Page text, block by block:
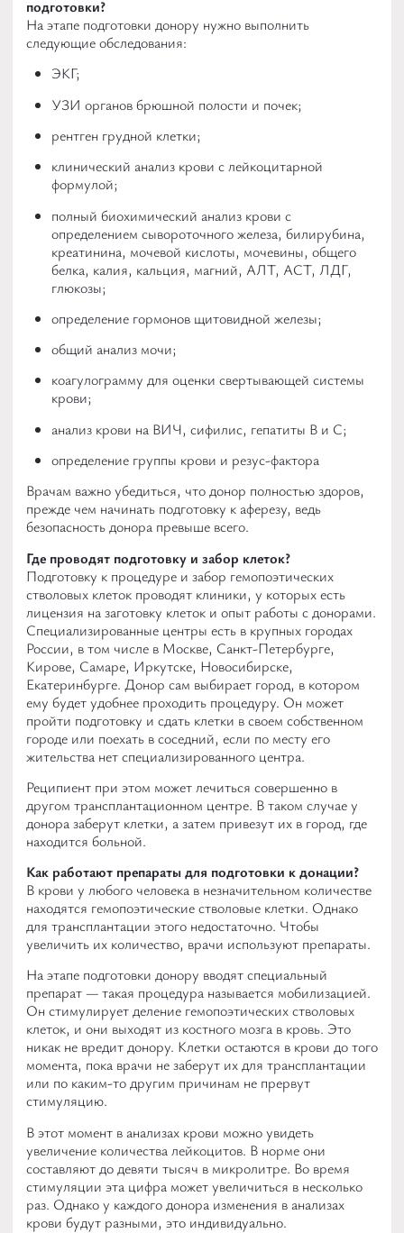
подготовки?
На этапе подготовки донору нужно выполнить
следующие обследования:
ЭКГ;
УЗИ органов брюшной полости и почек;
рентген грудной клетки;
клинический анализ крови с лейкоцитарной
формулой;
полный биохимический анализ крови с
определением сывороточного железа, билирубина,
креатинина, мочевой кислоты, мочевины, общего
белка, калия, кальция, магний, АЛТ, АСТ, ЛДГ,
глюкозы;
определение гормонов щитовидной железы;
общий анализ мочи;
коагулограмму для оценки свертывающей системы
крови;
анализ крови на ВИЧ, сифилис, гепатиты В и С;
определение группы крови и резус-фактора
Врачам важно убедиться, что донор полностью здоров,
прежде чем начинать подготовку к аферезу, ведь
безопасность донора превыше всего.
Где проводят подготовку и забор клеток?
Подготовку к процедуре и забор гемопоэтических
стволовых клеток проводят клиники, у которых есть
лицензия на заготовку клеток и опыт работы с донорами.
Специализированные центры есть в крупных городах
России, в том числе в Москве, Санкт-Петербурге,
Кирове, Самаре, Иркутске, Новосибирске,
Екатеринбурге. Донор сам выбирает город, в котором
ему будет удобнее проходить процедуру. Он может
пройти подготовку и сдать клетки в своем собственном
городе или поехать в соседний, если по месту его
жительства нет специализированного центра.
Реципиент при этом может лечиться совершенно в
другом трансплантационном центре. В таком случае у
донора заберут клетки, а затем привезут их в город, где
находится больной.
Как работают препараты для подготовки к донации?
В крови у любого человека в незначительном количестве
находятся гемопоэтические стволовые клетки. Однако
для трансплантации этого недостаточно. Чтобы
увеличить их количество, врачи используют препараты.
На этапе подготовки донору вводят специальный
препарат — такая процедура называется мобилизацией.
Он стимулирует деление гемопоэтических стволовых
клеток, и они выходят из костного мозга в кровь. Это
никак не вредит донору. Клетки остаются в крови до того
момента, пока врачи не заберут их для трансплантации
или по каким-то другим причинам не прервут
стимуляцию.
В этот момент в анализах крови можно увидеть
увеличение количества лейкоцитов. В норме они
составляют до девяти тысяч в микролитре. Во время
стимуляции эта цифра может увеличиться в несколько
раз. Однако у каждого донора изменения в анализах
крови будут разными, это индивидуально.